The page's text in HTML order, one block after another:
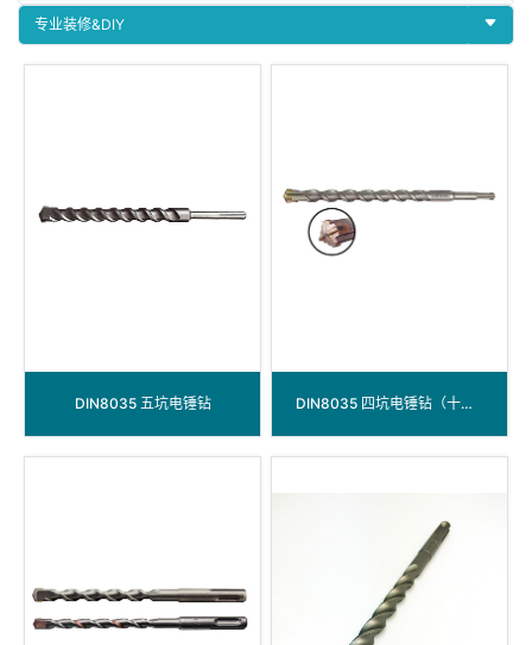
专业装修&DIY
DIN8035 五坑电锤钻 DIN8035 四坑电锤钻（十字头）